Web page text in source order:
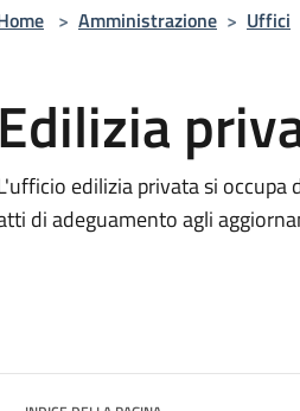
> Amministrazione > Uffici
Edilizia
edilizia privata si occupa
di adeguamento agli